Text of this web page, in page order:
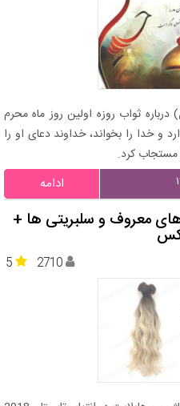
ثواب روزه اولین روز ماه محرم
و خدا را بخواند، خداوند دعاى او را
مستجاب کرد.
ادامه
های معروف و سلبریتی ها +
5 2710